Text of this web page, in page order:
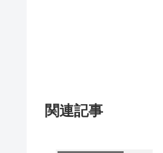
関連記事